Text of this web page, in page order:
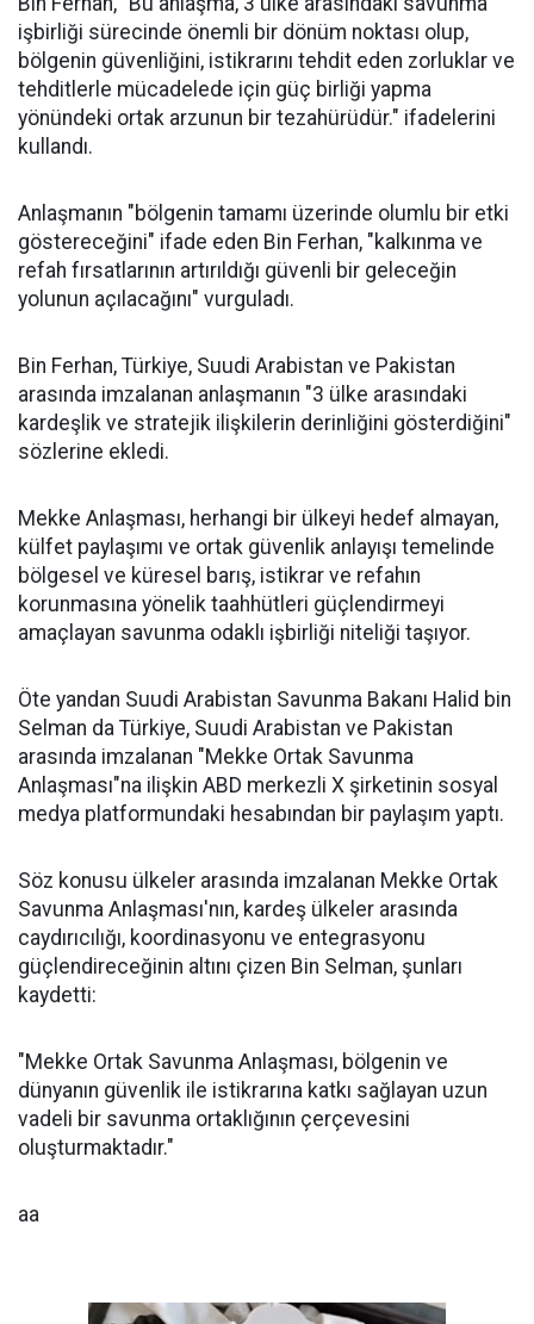
işbirliği sürecinde önemli bir dönüm noktası olup,
bölgenin güvenliğini, istikrarını tehdit eden zorluklar ve
tehditlerle mücadelede için güç birliği yapma
yönündeki ortak arzunun bir tezahürüdür." ifadelerini
kullandı.
Anlaşmanın "bölgenin tamamı üzerinde olumlu bir etki
göstereceğini" ifade eden Bin Ferhan, "kalkınma ve
refah fırsatlarının artırıldığı güvenli bir geleceğin
yolunun açılacağını" vurguladı.
Bin Ferhan, Türkiye, Suudi Arabistan ve Pakistan
arasında imzalanan anlaşmanın "3 ülke arasındaki
kardeşlik ve stratejik ilişkilerin derinliğini gösterdiğini"
sözlerine ekledi.
Mekke Anlaşması, herhangi bir ülkeyi hedef almayan,
külfet paylaşımı ve ortak güvenlik anlayışı temelinde
bölgesel ve küresel barış, istikrar ve refahın
korunmasına yönelik taahhütleri güçlendirmeyi
amaçlayan savunma odaklı işbirliği niteliği taşıyor.
Öte yandan Suudi Arabistan Savunma Bakanı Halid bin
Selman da Türkiye, Suudi Arabistan ve Pakistan
arasında imzalanan "Mekke Ortak Savunma
Anlaşması"na ilişkin ABD merkezli X şirketinin sosyal
medya platformundaki hesabından bir paylaşım yaptı.
Söz konusu ülkeler arasında imzalanan Mekke Ortak
Savunma Anlaşması'nın, kardeş ülkeler arasında
caydırıcılığı, koordinasyonu ve entegrasyonu
güçlendireceğinin altını çizen Bin Selman, şunları
kaydetti:
"Mekke Ortak Savunma Anlaşması, bölgenin ve
dünyanın güvenlik ile istikrarına katkı sağlayan uzun
vadeli bir savunma ortaklığının çerçevesini
oluşturmaktadır."
aa